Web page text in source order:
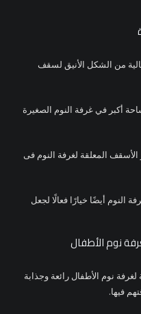
من الشكل الأنيق لسقف
أكبر في غرفة النوم الصغيرة
المعلقة لغرفة النوم فى
النوم أيضًا خيارًا فعالًا لجعل
نوم الأطفال
نوم الأطفال رائعة وجذابة
فيها.